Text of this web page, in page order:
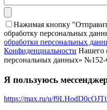
Нажимая кнопку
обработку персональных
обработки персональных
Конфиденциальности Нашего
персональных данных»
Я пользуюсь
https://max.ru/u/